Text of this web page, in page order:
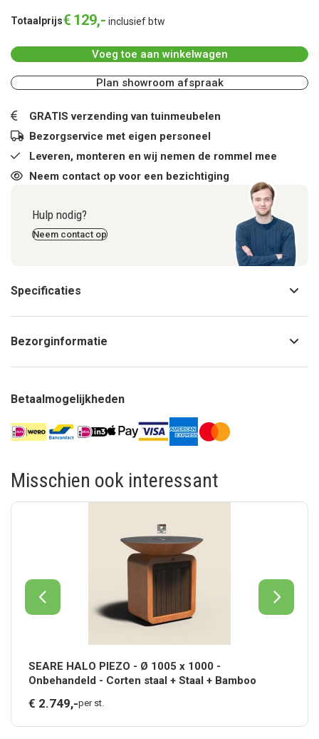
Totaalprijs€ 129,- inclusief btw
Voeg toe aan winkelwagen
Plan showroom afspraak
GRATIS verzending van tuinmeubelen
Bezorgservice met eigen personeel
Leveren, monteren en wij nemen de rommel mee
Neem contact op voor een bezichtiging
Hulp nodig?
Neem contact op
Specificaties
Bezorginformatie
Betaalmogelijkheden
Misschien ook interessant
SEARE HALO PIEZO - Ø 1005 x 1000 -
Onbehandeld - Corten staal + Staal + Bamboo
€ 2.749,-per st.